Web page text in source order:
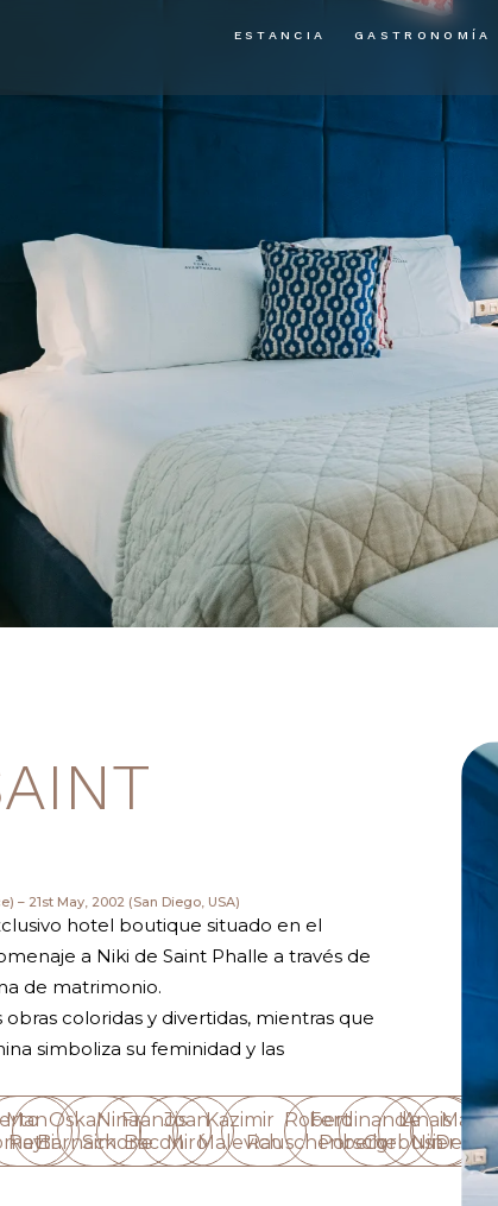
ESTANCIA GASTRONOMÍA
– 21st May, 2002 (San Diego, USA)
hotel boutique situado en el
a Niki de Saint Phalle a través de
de matrimonio.
coloridas y divertidas, mientras que
simboliza su feminidad y las
Man
Ray
Oskar
Barnack
Nina
Simone
Francis
Bacon
Joan
Miró
Kazimir
Malevich
Robert
Rauschenberg
Ferdinand
Porsche
Le
Corbusier
Anais
Nin
Maya
Deren